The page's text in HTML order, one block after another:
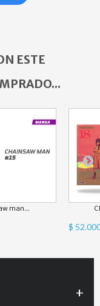
ESTE
man...
$